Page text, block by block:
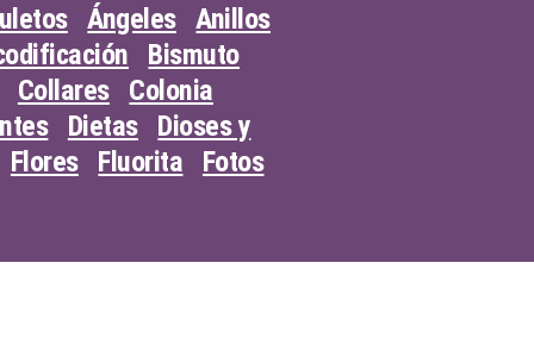
Ángeles Anillos
Bismuto
Collares
Colonia
Dietas
Dioses y
Flores
Fluorita Fotos